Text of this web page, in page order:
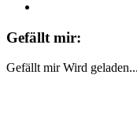
Gefällt mir:
Gefällt mir Wird geladen...